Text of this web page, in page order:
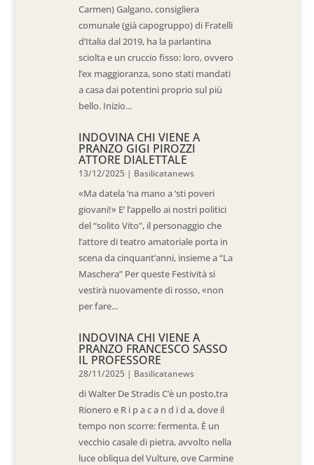
Carmen) Galgano, consigliera
comunale (già capogruppo) di Fratelli
d’Italia dal 2019, ha la parlantina
sciolta e un cruccio fisso: loro, ovvero
l’ex maggioranza, sono stati mandati
a casa dai potentini proprio sul più
bello. Inizio...
INDOVINA CHI VIENE A
PRANZO GIGI PIROZZI
ATTORE DIALETTALE
13/12/2025 | Basilicatanews
«Ma datela ‘na mano a ‘sti poveri
giovani!» E’ l’appello ai nostri politici
del “solito Vito”, il personaggio che
l’attore di teatro amatoriale porta in
scena da cinquant’anni, insieme a “La
Maschera” Per queste Festività si
vestirà nuovamente di rosso, «non
per fare...
INDOVINA CHI VIENE A
PRANZO FRANCESCO SASSO
IL PROFESSORE
28/11/2025 | Basilicatanews
di Walter De Stradis C’è un posto,tra
Rionero e R i p a c a n d i d a, dove il
tempo non scorre: fermenta. È un
vecchio casale di pietra, avvolto nella
luce obliqua del Vulture, ove Carmine